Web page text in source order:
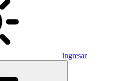
Ingresar